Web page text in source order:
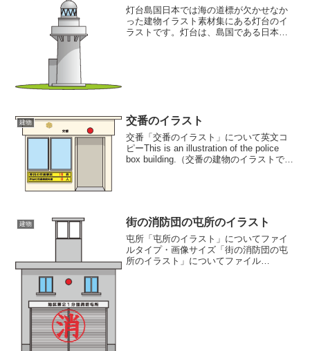
灯台島国日本では海の道標が欠かせなか
った建物イラスト素材集にある灯台のイ
ラストです。灯台は、島国である日本に
建物 交番のイラスト
交番「交番のイラスト」について英文コ
ピーThis is an illustration of the police
box building.（交番の建物のイラストで
建物 街の消防団の屯所のイラスト
屯所「屯所のイラスト」についてファイ
ルタイプ・画像サイズ「街の消防団の屯
所のイラスト」についてファイル